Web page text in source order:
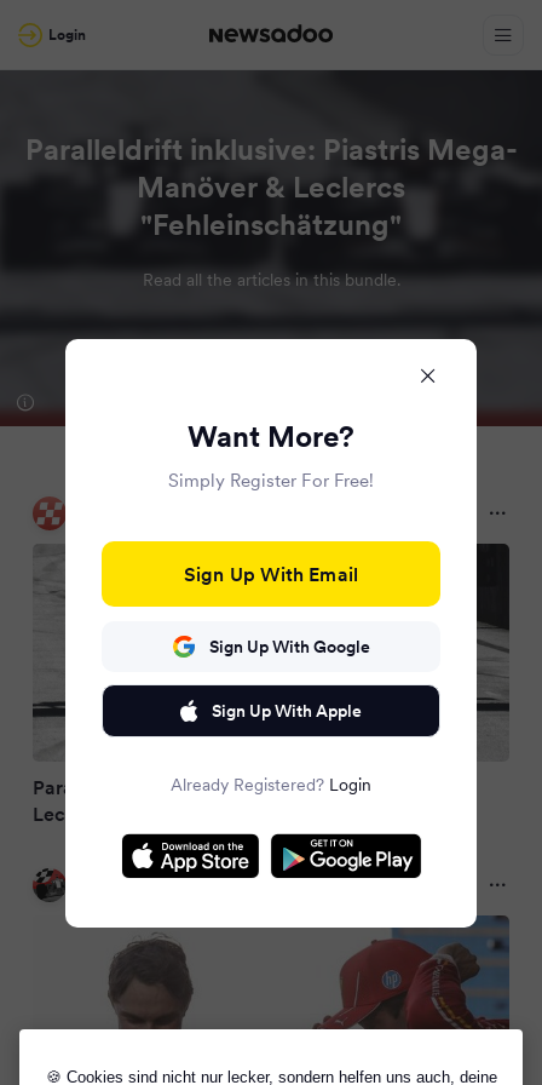
🍪 Cookies sind nicht nur lecker, sondern helfen uns auch, deine
Login
Paralleldrift inklusive: Piastris Mega-
Manöver & Leclercs
"Fehleinschätzung"
Read all the articles in this bundle.
Paralleldrift inklusive: Piastris Mega-Manöver &
Leclercs "Fehleinschätzung"
Formel1.de
Want More?
Simply Register For Free!
Sign Up With Email
Sign Up With Google
Sign Up With Apple
Already Registered? Login